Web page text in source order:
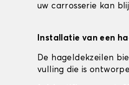
uw carrosserie kan
Installatie van een
De hageldekzeilen
vulling die is